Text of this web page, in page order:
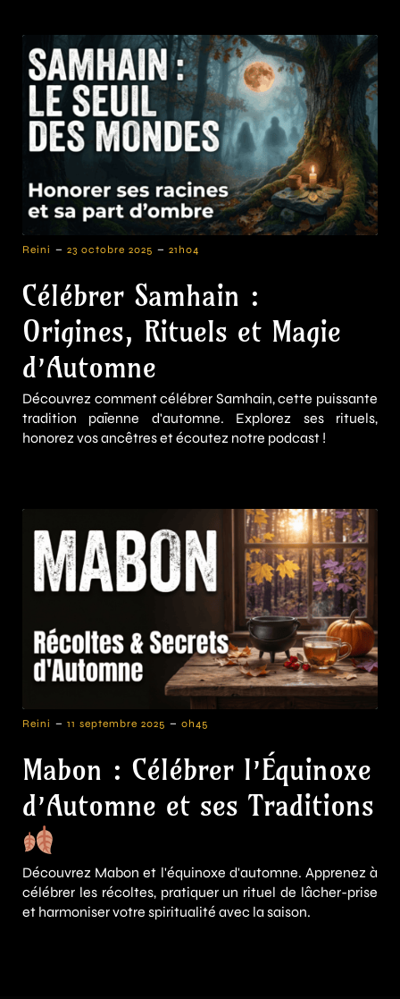
Reini - 23 octobre 2025 - 21h04
Célébrer Samhain :
Origines, Rituels et Magie
d’Automne
Découvrez comment célébrer Samhain, cette puissante
tradition païenne d'automne. Explorez ses rituels,
honorez vos ancêtres et écoutez notre podcast !
Reini - 11 septembre 2025 - 0h45
Mabon : Célébrer l’Équinoxe
d’Automne et ses Traditions
Découvrez Mabon et l'équinoxe d'automne. Apprenez à
célébrer les récoltes, pratiquer un rituel de lâcher-prise
et harmoniser votre spiritualité avec la saison.